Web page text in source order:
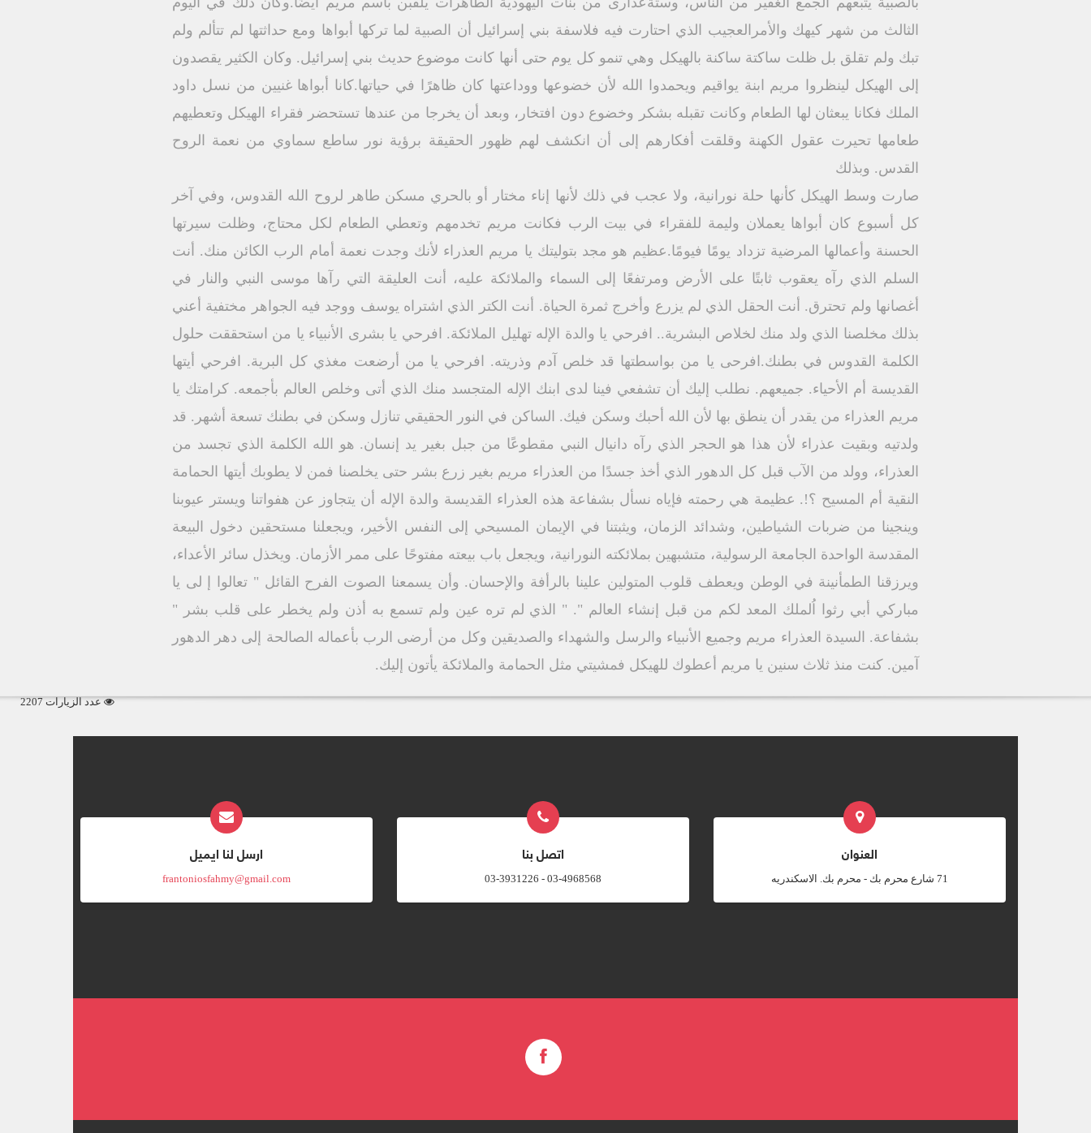
الثالث من شهر كيهك والأمرالعجيب الذي احتارت فيه فلاسفة بني إسرائيل أن الصبية لما تركها أبواها ومع حداثتها لم تتألم ولم
تبك ولم تقلق بل ظلت ساكتة ساكنة بالهيكل وهي تنمو كل يوم حتى أنها كانت موضوع حديث بني إسرائيل. وكان الكثير يقصدون
إلى الهيكل لينظروا مريم ابنة يواقيم ويحمدوا الله لأن خضوعها ووداعتها كان ظاهرًا في حياتها.كانا أبواها غنيين من نسل داود
الملك فكانا يبعثان لها الطعام وكانت تقبله بشكر وخضوع دون افتخار، وبعد أن يخرجا من عندها تستحضر فقراء الهيكل وتعطيهم
طعامها تحيرت عقول الكهنة وقلقت أفكارهم إلى أن انكشف لهم ظهور الحقيقة برؤية نور ساطع سماوي من نعمة الروح
القدس. وبذلك
صارت وسط الهيكل كأنها حلة نورانية، ولا عجب في ذلك لأنها إناء مختار أو بالحري مسكن طاهر لروح الله القدوس، وفي آخر
كل أسبوع كان أبواها يعملان وليمة للفقراء في بيت الرب فكانت مريم تخدمهم وتعطي الطعام لكل محتاج، وظلت سيرتها
الحسنة وأعمالها المرضية تزداد يومًا فيومًا.عظيم هو مجد بتوليتك يا مريم العذراء لأنك وجدت نعمة أمام الرب الكائن منك. أنت
السلم الذي رآه يعقوب ثابتًا على الأرض ومرتفعًا إلى السماء والملائكة عليه، أنت العليقة التي رآها موسى النبي والنار في
أغصانها ولم تحترق. أنت الحقل الذي لم يزرع وأخرج ثمرة الحياة. أنت الكتر الذي اشتراه يوسف ووجد فيه الجواهر مختفية أعني
بذلك مخلصنا الذي ولد منك لخلاص البشرية.. افرحي يا والدة الإله تهليل الملائكة. افرحي يا بشرى الأنبياء يا من استحققت حلول
الكلمة القدوس في بطنك.افرحى يا من بواسطتها قد خلص آدم وذريته. افرحي يا من أرضعت مغذي كل البرية. افرحي أيتها
القديسة أم الأحياء. جميعهم. نطلب إليك أن تشفعي فينا لدى ابنك الإله المتجسد منك الذي أتى وخلص العالم بأجمعه. كرامتك يا
مريم العذراء من يقدر أن ينطق بها لأن الله أحبك وسكن فيك. الساكن في النور الحقيقي تنازل وسكن في بطنك تسعة أشهر. قد
ولدتيه وبقيت عذراء لأن هذا هو الحجر الذي رآه دانيال النبي مقطوعًا من جبل بغير يد إنسان. هو الله الكلمة الذي تجسد من
العذراء، وولد من الآب قبل كل الدهور الذي أخذ جسدًا من العذراء مريم بغير زرع بشر حتى يخلصنا فمن لا يطوبك أيتها الحمامة
النقية أم المسيح ؟!. عظيمة هي رحمته فإياه نسأل بشفاعة هذه العذراء القديسة والدة الإله أن يتجاوز عن هفواتنا ويستر عيوبنا
وينجينا من ضربات الشياطين، وشدائد الزمان، ويثبتنا في الإيمان المسيحي إلى النفس الأخير، ويجعلنا مستحقين دخول البيعة
المقدسة الواحدة الجامعة الرسولية، متشبهين بملائكته النورانية، ويجعل باب بيعته مفتوحًا على ممر الأزمان. ويخذل سائر الأعداء،
ويرزقنا الطمأنينة في الوطن ويعطف قلوب المتولين علينا بالرأفة والإحسان. وأن يسمعنا الصوت الفرح القائل " تعالوا إ لى يا
مباركي أبي رثوا اُلملك المعد لكم من قبل إنشاء العالم ". " الذي لم تره عين ولم تسمع به أذن ولم يخطر على قلب بشر "
بشفاعة. السيدة العذراء مريم وجميع الأنبياء والرسل والشهداء والصديقين وكل من أرضى الرب بأعماله الصالحة إلى دهر الدهور
آمين. كنت منذ ثلاث سنين يا مريم أعطوك للهيكل فمشيتي مثل الحمامة والملائكة يأتون إليك.
عدد الزيارات 2207
العنوان
‎71 شارع محرم بك - محرم بك. الاسكندريه
اتصل بنا
03-4968568 - 03-3931226
ارسل لنا ايميل
frantoniosfahmy@gmail.com